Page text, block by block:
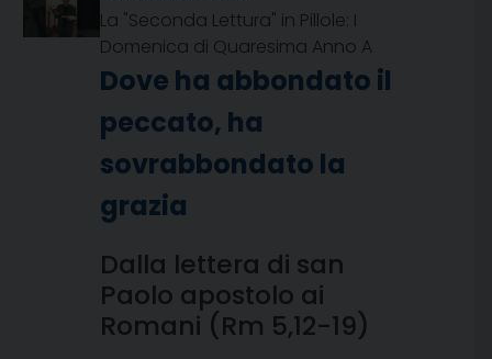
La "Seconda Lettura" in Pillole: I
Domenica di Quaresima Anno A
Dove ha abbondato il
peccato, ha
sovrabbondato la
grazia
Dalla lettera di san
Paolo apostolo ai
Romani (Rm 5,12-19)